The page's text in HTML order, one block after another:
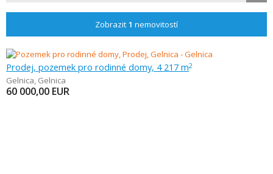
Zobrazit 1 nemovitostí
Prodej, pozemek pro rodinné domy, 4 217 m2
Gelnica, Gelnica
60 000,00 EUR